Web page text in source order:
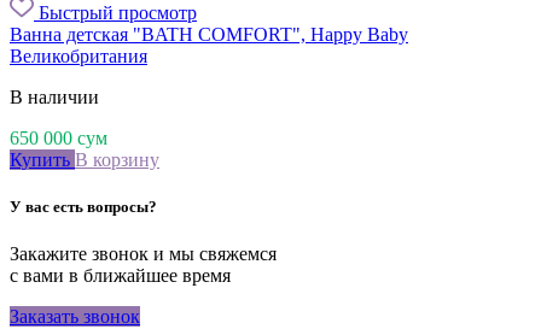
Быстрый просмотр
Ванна детская "BATH COMFORT", Happy Baby
Великобритания
В наличии
650 000 сум
Купить В корзину
У вас есть вопросы?
Закажите звонок и мы свяжемся
с вами в ближайшее время
Заказать звонок